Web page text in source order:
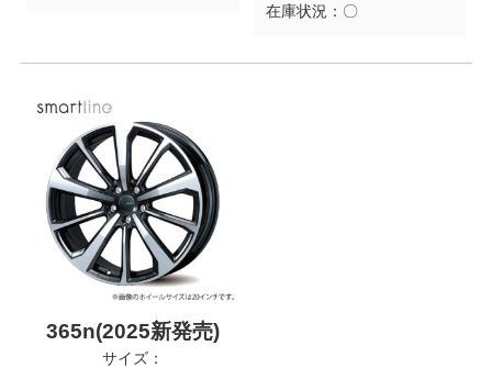
在庫状況： 〇
365n(2025新発売)
サイズ：